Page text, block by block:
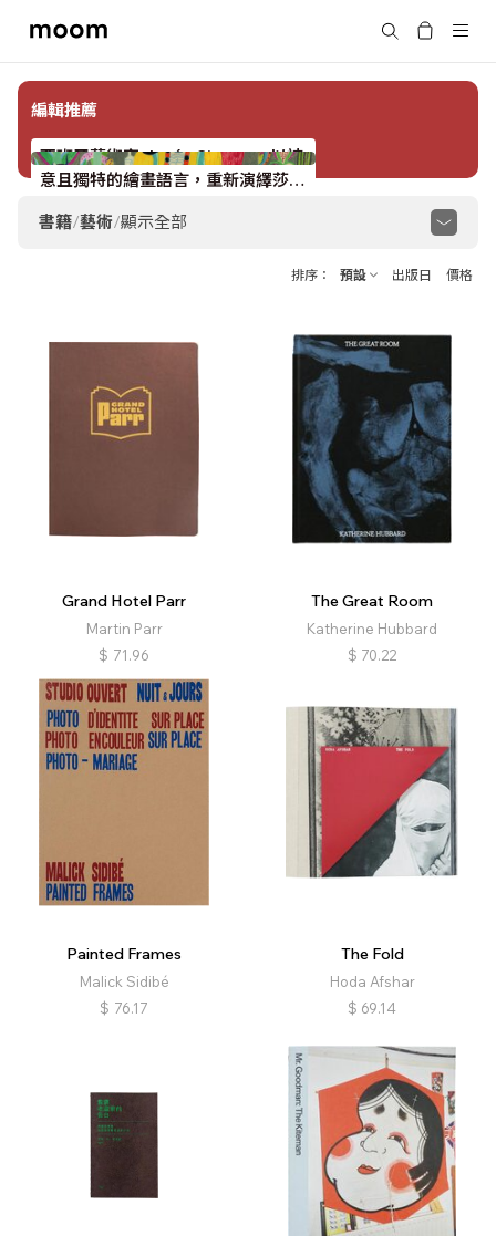
moom
bookshop
搜尋
編輯推薦
西班牙藝術家 Jesús Cisneros 以詩
意且獨特的繪畫語言，重新演繹莎士
書籍/藝術/顯示全部
藝術理論與評論
排序 預設 出版日 價格
Grand Hotel Parr
Martin Parr
$ 71.96
The Great Room
Katherine Hubbard
$ 70.22
Painted Frames
Malick Sidibé
$ 76.17
The Fold
Hoda Afshar
$ 69.14